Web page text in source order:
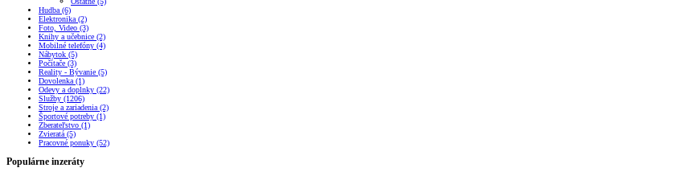
Hudba (6)
Elektronika (2)
Foto, Video (3)
Knihy a učebnice (2)
Mobilné telefóny (4)
Nábytok (5)
Počítače (3)
Reality - Bývanie (5)
Dovolenka (1)
Odevy a doplnky (22)
Služby (1206)
Stroje a zariadenia (2)
Športové potreby (1)
Zberateľstvo (1)
Zvieratá (5)
Pracovné ponuky (52)
Populárne inzeráty